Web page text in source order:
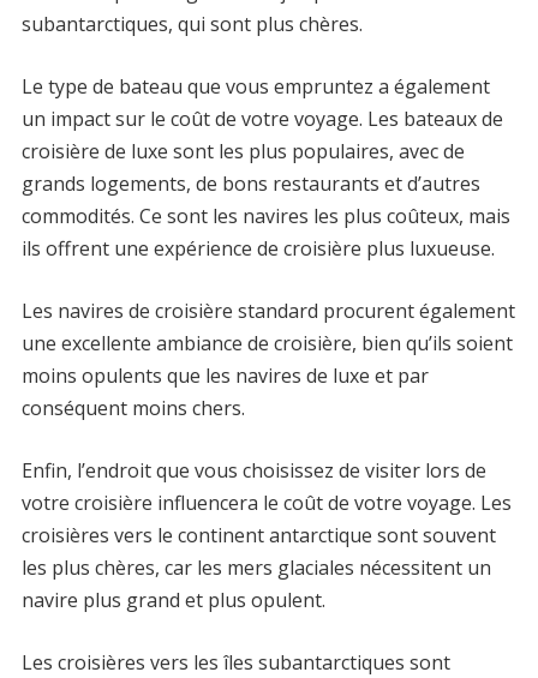
subantarctiques, qui sont plus chères.
Le type de bateau que vous empruntez a également
un impact sur le coût de votre voyage. Les bateaux de
croisière de luxe sont les plus populaires, avec de
grands logements, de bons restaurants et d’autres
commodités. Ce sont les navires les plus coûteux, mais
ils offrent une expérience de croisière plus luxueuse.
Les navires de croisière standard procurent également
une excellente ambiance de croisière, bien qu’ils soient
moins opulents que les navires de luxe et par
conséquent moins chers.
Enfin, l’endroit que vous choisissez de visiter lors de
votre croisière influencera le coût de votre voyage. Les
croisières vers le continent antarctique sont souvent
les plus chères, car les mers glaciales nécessitent un
navire plus grand et plus opulent.
Les croisières vers les îles subantarctiques sont